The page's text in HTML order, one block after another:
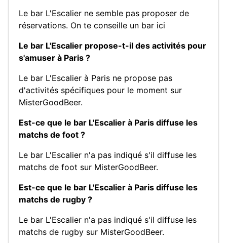
Le bar L'Escalier ne semble pas proposer de
réservations. On te conseille un bar ici
Le bar L'Escalier propose-t-il des activités pour
s'amuser à Paris ?
Le bar L'Escalier à Paris ne propose pas
d'activités spécifiques pour le moment sur
MisterGoodBeer.
Est-ce que le bar L'Escalier à Paris diffuse les
matchs de foot ?
Le bar L'Escalier n'a pas indiqué s'il diffuse les
matchs de foot sur MisterGoodBeer.
Est-ce que le bar L'Escalier à Paris diffuse les
matchs de rugby ?
Le bar L'Escalier n'a pas indiqué s'il diffuse les
matchs de rugby sur MisterGoodBeer.